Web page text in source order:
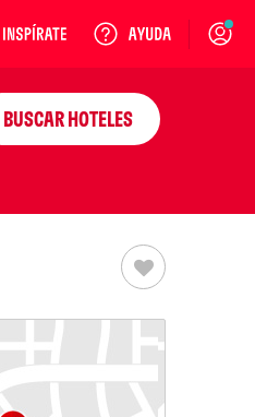
Login
BUSCAR HOTELES